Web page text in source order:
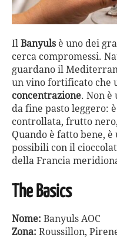
Il Banyulsè uno dei
cerca compromessi.
guardano il
un vino fortificato che
concentrazione. Non è
da fine pasto leggero:
controllata, frutto
Quando è fatto bene,
possibili con il
della Francia
The Basics
Nome: Banyuls AOC
Zona: Roussillon,